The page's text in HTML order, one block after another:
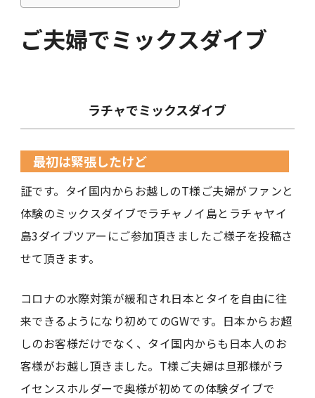
ご夫婦でミックスダイブ
ラチャでミックスダイブ
最初は緊張したけど
証です。タイ国内からお越しのT様ご夫婦がファンと
体験のミックスダイブでラチャノイ島とラチャヤイ
島3ダイブツアーにご参加頂きましたご様子を投稿さ
せて頂きます。
コロナの水際対策が緩和され日本とタイを自由に往
来できるようになり初めてのGWです。日本からお超
しのお客様だけでなく、タイ国内からも日本人のお
客様がお越し頂きました。T様ご夫婦は旦那様がラ
イセンスホルダーで奥様が初めての体験ダイブで